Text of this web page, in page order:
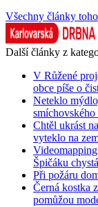
Všechny články
Další články z
V Růžené
obce píše o
Neteklo
smíchovského
Chtěl ukrást
vyteklo na
Špičáku
Při požáru
Černá kostka
pomůžou